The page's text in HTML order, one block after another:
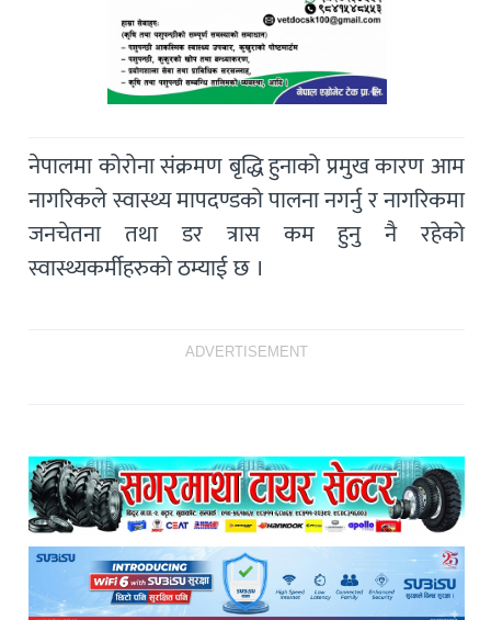
नेपालमा कोरोना संक्रमण बृद्धि हुनाको प्रमुख कारण आम
नागरिकले स्वास्थ्य मापदण्डको पालना नगर्नु र नागरिकमा
जनचेतना तथा डर त्रास कम हुनु नै रहेको
स्वास्थ्यकर्मीहरुको ठम्याई छ ।
ADVERTISEMENT